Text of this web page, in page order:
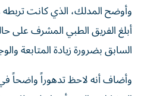
وأوضح المدلك، الذي كانت تربطه
أبلغ الفريق الطبي المشرف على
السابق بضرورة زيادة المتابعة
وأضاف أنه لاحظ تدهوراً واضحاً